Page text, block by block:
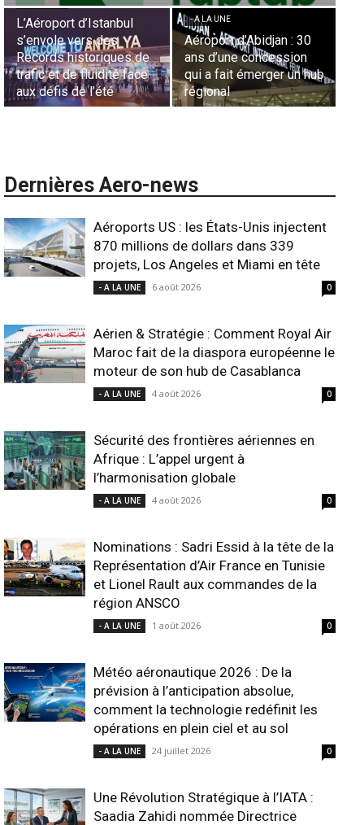
Sécurité des
aériennes en
L’appel urgent à
l’harmonisation
des
de
face
- A LA UNE
Aéroport d’Abidjan : 30
ans d’une concession
qui a fait émerger un hub
régional
Dernières Aero-news
Aéroports US : les États-Unis injectent
870 millions de dollars dans 339
projets, Los Angeles et Miami en tête
- A LA UNE 6 août 2026 0
Aérien & Stratégie : Comment Royal Air
Maroc fait de la diaspora européenne le
moteur de son hub de Casablanca
- A LA UNE 4 août 2026 0
Sécurité des frontières aériennes en
Afrique : L’appel urgent à
l’harmonisation globale
- A LA UNE 4 août 2026 0
Nominations : Sadri Essid à la tête de la
Représentation d’Air France en Tunisie
et Lionel Rault aux commandes de la
région ANSCO
- A LA UNE 1 août 2026 0
Météo aéronautique 2026 : De la
prévision à l’anticipation absolue,
comment la technologie redéfinit les
opérations en plein ciel et au sol
- A LA UNE 24 juillet 2026 0
Une Révolution Stratégique à l’IATA :
Saadia Zahidi nommée Directrice